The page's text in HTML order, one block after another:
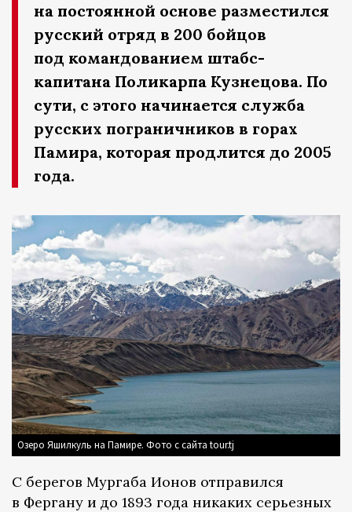
на постоянной основе разместился
русский отряд в 200 бойцов
под командованием штабс-
капитана Поликарпа Кузнецова. По
сути, с этого начинается служба
русских пограничников в горах
Памира, которая продлится до 2005
года.
Озеро Яшилкуль на Памире. Фото с сайта tour.tj
С берегов Мургаба Ионов отправился
в Фергану и до 1893 года никаких серьезных